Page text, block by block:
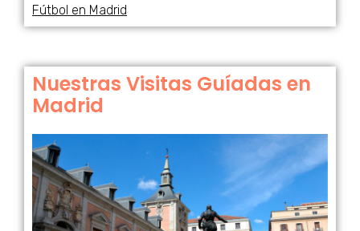
Fútbol en Madrid
Nuestras Visitas Guíadas en
Madrid